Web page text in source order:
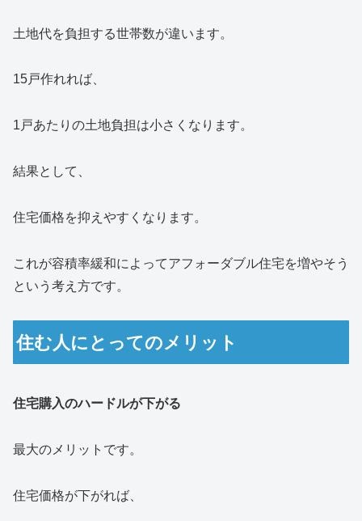
土地代を負担する世帯数が違います。
15戸作れれば、
1戸あたりの土地負担は小さくなります。
結果として、
住宅価格を抑えやすくなります。
これが容積率緩和によってアフォーダブル住宅を増やそう
という考え方です。
住む人にとってのメリット
住宅購入のハードルが下がる
最大のメリットです。
住宅価格が下がれば、